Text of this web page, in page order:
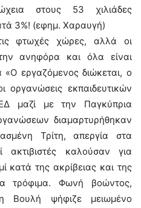
στους 53 χιλιάδες
3%! (εφημ. Χαραυγή)
φτωχές χώρες, αλλά οι
ανηφόρα και όλα είναι
εργαζόμενος διώκεται, ο
οργανώσεις εκπαιδευτικών
μαζί με την Παγκύπρια
διαμαρτυρήθηκαν
Τρίτη, απεργία στα
ακτιβιστές καλούσαν για
κατά της ακρίβειας και της
τρόφιμα. Φωνή βοώντος,
ψήφιζε μειωμένο